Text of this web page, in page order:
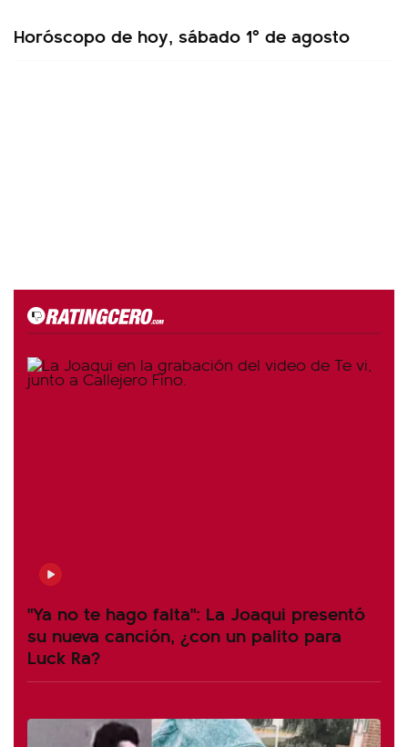
Horóscopo de hoy, sábado 1º de agosto
"Ya no te hago falta": La Joaqui presentó
su nueva canción, ¿con un palito para
Luck Ra?